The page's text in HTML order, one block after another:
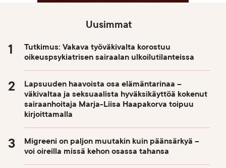
Uusimmat
Tutkimus: Vakava työväkivalta korostuu
oikeuspsykiatrisen sairaalan ulkoilutilanteissa
Lapsuuden haavoista osa elämäntarinaa –
väkivaltaa ja seksuaalista hyväksikäyttöä kokenut
sairaanhoitaja Marja-Liisa Haapakorva toipuu
kirjoittamalla
Migreeni on paljon muutakin kuin päänsärkyä –
voi oireilla missä kehon osassa tahansa